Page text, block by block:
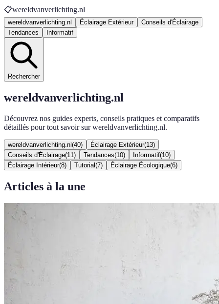
📋wereldvanverlichting.nl
wereldvanverlichting.nl Éclairage Extérieur
Conseils d'Éclairage
Tendances
Informatif
Rechercher
wereldvanverlichting.nl
Découvrez nos guides experts, conseils pratiques et comparatifs
détaillés pour tout savoir sur wereldvanverlichting.nl.
wereldvanverlichting.nl (40) Éclairage Extérieur(13)
Conseils d'Éclairage(11 ) Tendances(10) Informatif(10)
Éclairage Intérieur(8) Tutorial (7) Éclairage Écologique(6)
Articles à la une